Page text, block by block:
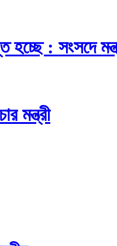
হচ্ছে : সংসদে
মন্ত্রী